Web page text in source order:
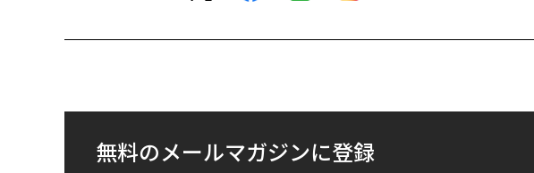
無料のメールマガジンに登録